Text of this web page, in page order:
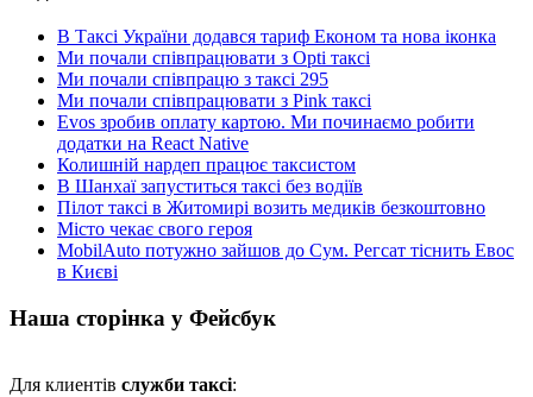
В Таксі України додався тариф Економ та нова іконка
Ми почали співпрацювати з Opti таксі
Ми почали співпрацю з таксі 295
Ми почали співпрацювати з Pink таксі
Evos зробив оплату картою. Ми починаємо робити
додатки на React Native
Колишній нардеп працює таксистом
В Шанхаї запуститься таксі без водіїв
Пілот таксі в Житомирі возить медиків безкоштовно
Місто чекає свого героя
MobilAuto потужно зайшов до Сум. Регсат тіснить Евос
в Києві
Наша сторінка у Фейсбук
Для клиентів служби таксі: